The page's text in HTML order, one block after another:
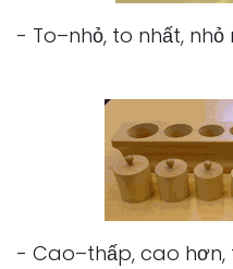
- To–nhỏ, to nhất, nhỏ
- Cao–thấp, cao hơn,